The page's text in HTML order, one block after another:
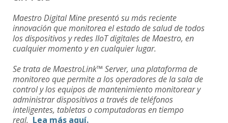
Maestro Digital Mine presentó su más reciente
innovación que monitorea el estado de salud de todos
los dispositivos y redes IIoT digitales de Maestro, en
cualquier momento y en cualquier lugar.
Se trata de MaestroLink™ Server, una plataforma de
monitoreo que permite a los operadores de la sala de
control y los equipos de mantenimiento monitorear y
administrar dispositivos a través de teléfonos
inteligentes, tabletas o computadoras en tiempo
real. Lea más aquí.